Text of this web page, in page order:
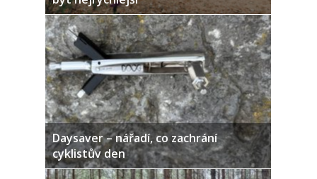
Daysaver – nářadí, co zachrání
cyklistův den